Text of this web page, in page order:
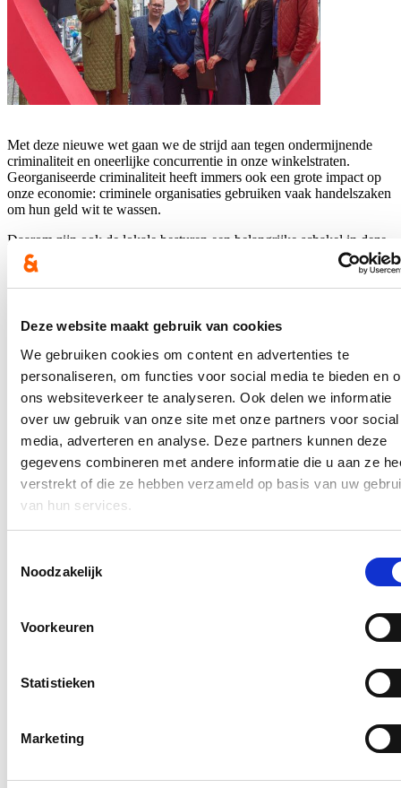
Deze website maakt gebruik van cookies
We gebruiken cookies om content en advertenties te
personaliseren, om functies voor social media te bieden en
ons websiteverkeer te analyseren. Ook delen we informatie
over uw gebruik van onze site met onze partners voor social
media, adverteren en analyse. Deze partners kunnen deze
gegevens combineren met andere informatie die u aan ze
verstrekt of die ze hebben verzameld op basis van uw
van hun services.
Noodzakelijk
Voorkeuren
Statistieken
Marketing
Met deze nieuwe wet gaan we de strijd aan tegen ondermijnende
criminaliteit en oneerlijke concurrentie in onze winkelstraten.
Georganiseerde criminaliteit heeft immers ook een grote impact op
onze economie: criminele organisaties gebruiken vaak handelszaken
om hun geld wit te wassen.
Daarom zijn ook de lokale besturen een belangrijke schakel in deze
strijd. Ze weten als geen ander waar deze vorm van criminaliteit zich
schuilhoudt. Met deze belangrijke wet kunnen burgemeesters
eindelijk daadkrachtig, effectief en ook preventief optreden tegen
Wil je graag meer info? Kijk op
https://verlinden.belgium.be/nl/burgemeesters-aan-de-slag-met-wet-
bestuurlijke-handhaving
.
Hou me op de hoogte
Ontvang mijn nieuwsbrief.
Postcode
21/07/26